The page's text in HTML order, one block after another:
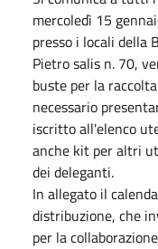
mercoledì 15
presso i locali della
Pietro salis n. 70,
buste per la
necessario
iscritto all'elenco
anche kit per altri
dei deleganti.
In allegato il
distribuzione, che
per la